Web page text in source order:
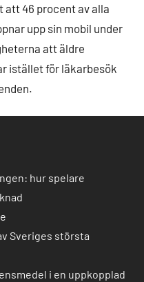
att 46 procent av alla
upp sin mobil under
att äldre
istället för läkarbesök
hur spelare
Sveriges största
i en uppkopplad